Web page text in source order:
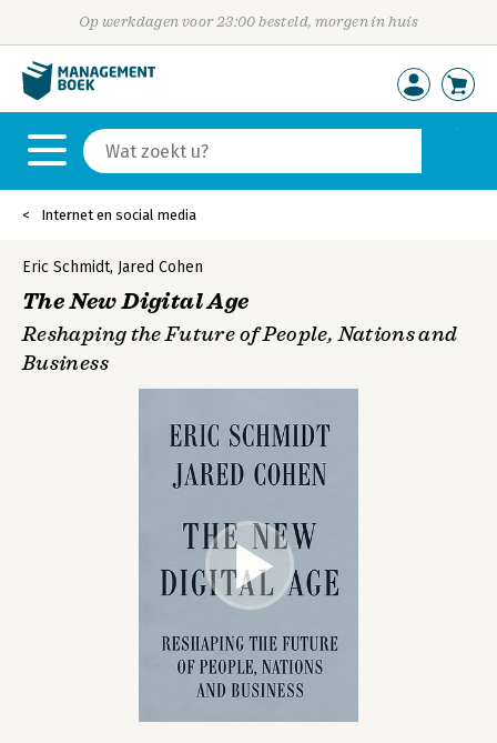
Op werkdagen voor 23:00 besteld, morgen in huis
Internet en social media
Eric Schmidt, Jared Cohen
The New Digital Age
Reshaping the Future of People, Nations and
Business